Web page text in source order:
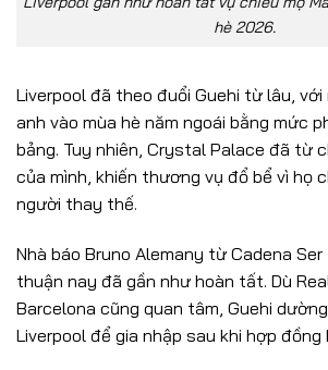
hè 2026.
Liverpool đã theo đuổi Guehi từ lâu,
anh vào mùa hè năm ngoái bằng mức
bảng. Tuy nhiên, Crystal Palace đã từ
của mình, khiến thương vụ đổ bể vì họ
người thay thế.
Nhà báo Bruno Alemany từ Cadena
thuận nay đã gần như hoàn tất. Dù
Barcelona cũng quan tâm, Guehi
Liverpool để gia nhập sau khi hợp